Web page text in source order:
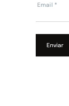
Email *
Enviar